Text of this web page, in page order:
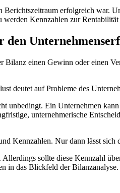
erfolgreich war.
Kennzahlen zur Rentabilität
den
einen Gewinn oder einen
deutet auf Probleme des
unbedingt. Ein Unternehmen
unternehmerische
Kennzahlen. Nur dann lässt sich
sollte diese Kennzahl
in das Blickfeld der Bilanzanalyse.